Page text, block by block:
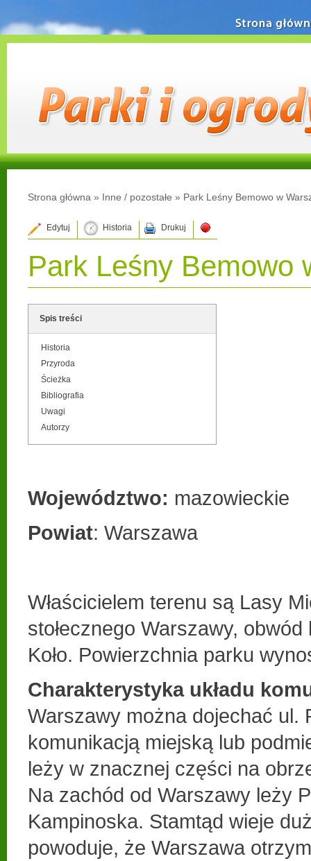
Strona główna » Inne / pozostałe » Park Leśny Bemowo w
Edytuj Historia Drukuj
Park Leśny Bemowo
Spis treści
Historia
Przyroda
Ścieżka
Bibliografia
Uwagi
Autorzy
Województwo: mazowieckie
Powiat: Warszawa
Właścicielem terenu są Lasy
stołecznego Warszawy,
Koło. Powierzchnia parku
Charakterystyka układu
Warszawy można dojechać ul.
komunikacją miejską lub
leży w znacznej części na
Na zachód od Warszawy leży
Kampinoska. Stamtąd wieje
powoduje, że Warszawa
Strona główna